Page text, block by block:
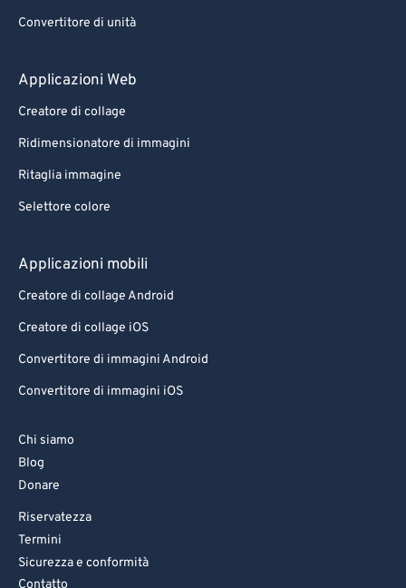
Convertitore di unità
Applicazioni Web
Creatore di collage
Ridimensionatore di immagini
Ritaglia immagine
Selettore colore
Applicazioni mobili
Creatore di collage Android
Creatore di collage iOS
Convertitore di immagini Android
Convertitore di immagini iOS
Chi siamo
Blog
Donare
Riservatezza
Termini
Sicurezza e conformità
Contatto